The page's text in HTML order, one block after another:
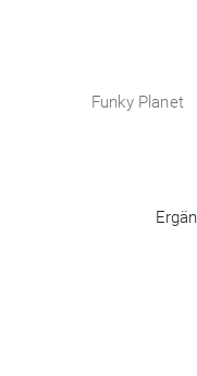
Funky Planet